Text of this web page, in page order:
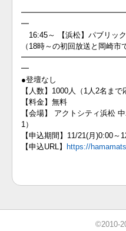
━
16:45～ 【浜松】パブリッ
（18時～の初回放送と岡崎市
━
●登壇なし
【人数】1000人（1人2名まで
【料金】無料
【会場】 アクトシティ浜松
1）
【申込期間】11/21(月)0:00～
【申込URL】
https://
©2010-